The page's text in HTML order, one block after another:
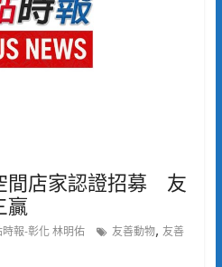
間店家認證招募 友
贏
報-彰化 林明佑 友善動物, 友善